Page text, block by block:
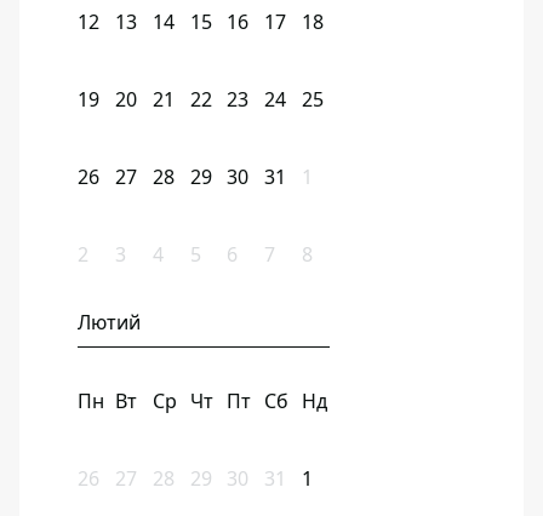
12 13 14 15 16 17 18
19 20 21 22 23 24 25
26 27 28 29 30 31 1
2 3 4 5 6 7 8
Лютий
Пн Вт Ср Чт Пт Сб Нд
26 27 28 29 30 31 1